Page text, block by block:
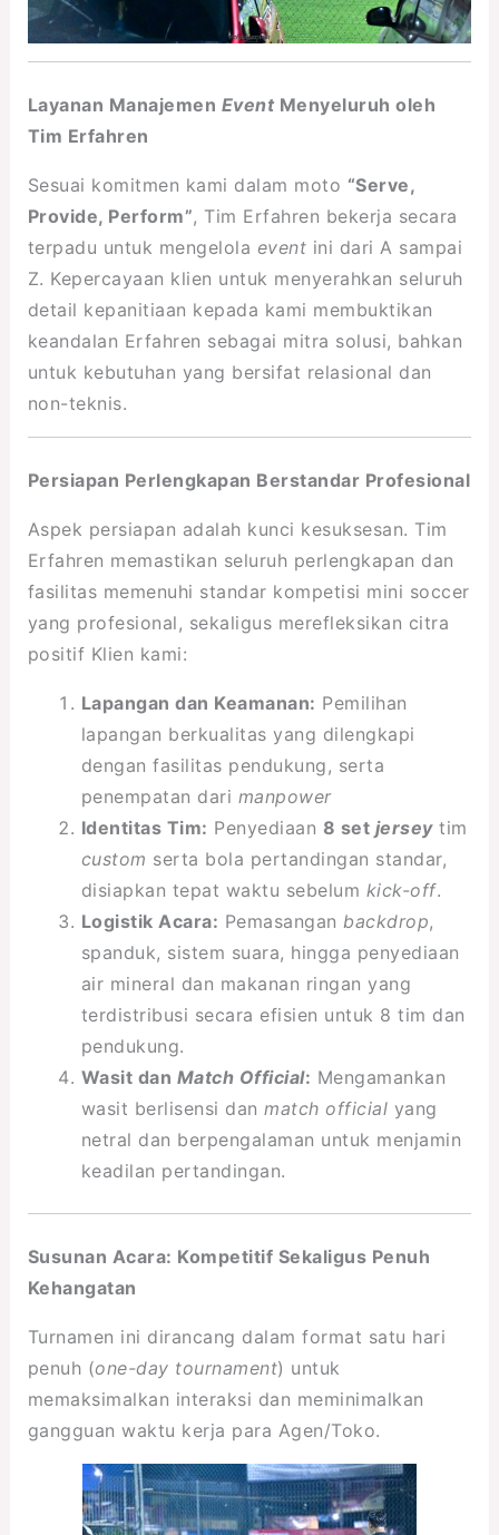
Layanan Manajemen EventMenyeluruh oleh
Tim Erfahren
Sesuai komitmen kami dalam moto “Serve,
Provide, Perform”, Tim Erfahren bekerja secara
terpadu untuk mengelola event ini dari A sampai
Z. Kepercayaan klien untuk menyerahkan seluruh
detail kepanitiaan kepada kami membuktikan
keandalan Erfahren sebagai mitra solusi, bahkan
untuk kebutuhan yang bersifat relasional dan
non-teknis.
Persiapan Perlengkapan Berstandar Profesional
Aspek persiapan adalah kunci kesuksesan. Tim
Erfahren memastikan seluruh perlengkapan dan
fasilitas memenuhi standar kompetisi mini soccer
yang profesional, sekaligus merefleksikan citra
positif Klien kami:
Lapangan dan Keamanan: Pemilihan
lapangan berkualitas yang dilengkapi
dengan fasilitas pendukung, serta
penempatan dari manpower
Identitas Tim: Penyediaan 8 set jerseytim
custom serta bola pertandingan standar,
disiapkan tepat waktu sebelum kick-off.
Logistik Acara: Pemasanganbackdrop,
spanduk, sistem suara, hingga penyediaan
air mineral dan makanan ringan yang
terdistribusi secara efisien untuk 8 tim dan
pendukung.
Wasit dan Match Official: Mengamankan
wasit berlisensi danmatch official yang
netral dan berpengalaman untuk menjamin
keadilan pertandingan.
Susunan Acara: Kompetitif Sekaligus Penuh
Kehangatan
Turnamen ini dirancang dalam format satu hari
penuh (one-day tournament) untuk
memaksimalkan interaksi dan meminimalkan
gangguan waktu kerja para Agen/Toko.